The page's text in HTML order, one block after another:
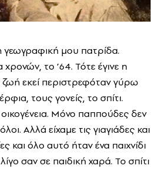
γεωγραφική μου πατρίδα.
το ’64. Τότε έγινε η
ζωή εκεί περιστρεφόταν γύρω
τους γονείς, το σπίτι.
Μόνο παππούδες δεν
Αλλά είχαμε τις γιαγιάδες και
και όλο αυτό ήταν ένα παιχνίδι
σαν σε παιδική χαρά. Το σπίτι